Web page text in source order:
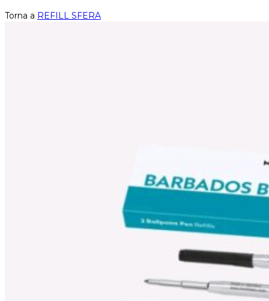
Torna a REFILL SFERA